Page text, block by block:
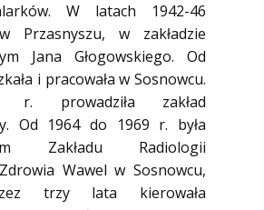
W latach 1942-46
Przasnyszu, w zakładzie
Jana Głogowskiego. Od
i pracowała w Sosnowcu.
prowadziła zakład
Od 1964 do 1969 r. była
Zakładu Radiologii
Wawel w Sosnowcu,
trzy lata kierowała